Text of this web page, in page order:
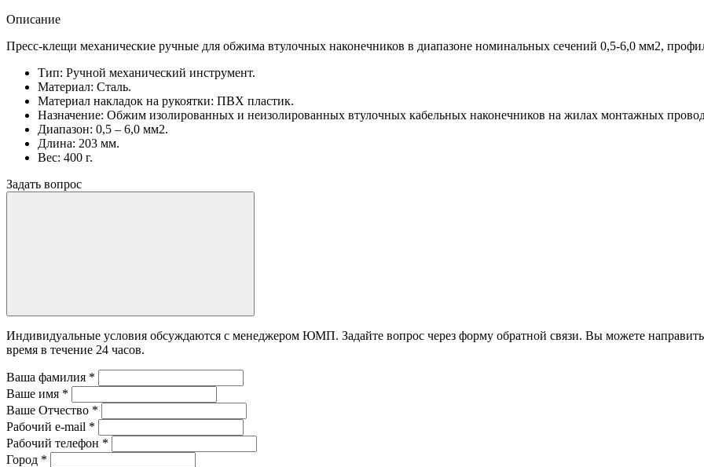
Описание
Пресс-клещи механические ручные для обжима втулочных наконечников в диапазоне номинальных сечений 0,5-6,0 мм2,
Тип: Ручной механический инструмент.
Материал: Сталь.
Материал накладок на рукоятки: ПВХ пластик.
Назначение: Обжим изолированных и неизолированных втулочных кабельных наконечников на жилах монтажных
Диапазон: 0,5 – 6,0 мм2.
Длина: 203 мм.
Вес: 400 г.
Задать вопрос
Индивидуальные условия обсуждаются с менеджером ЮМП. Задайте вопрос через форму обратной связи. Вы можете
время в течение 24 часов.
Ваша фамилия *
Ваше имя *
Ваше Отчество *
Рабочий e-mail *
Рабочий телефон *
Город *